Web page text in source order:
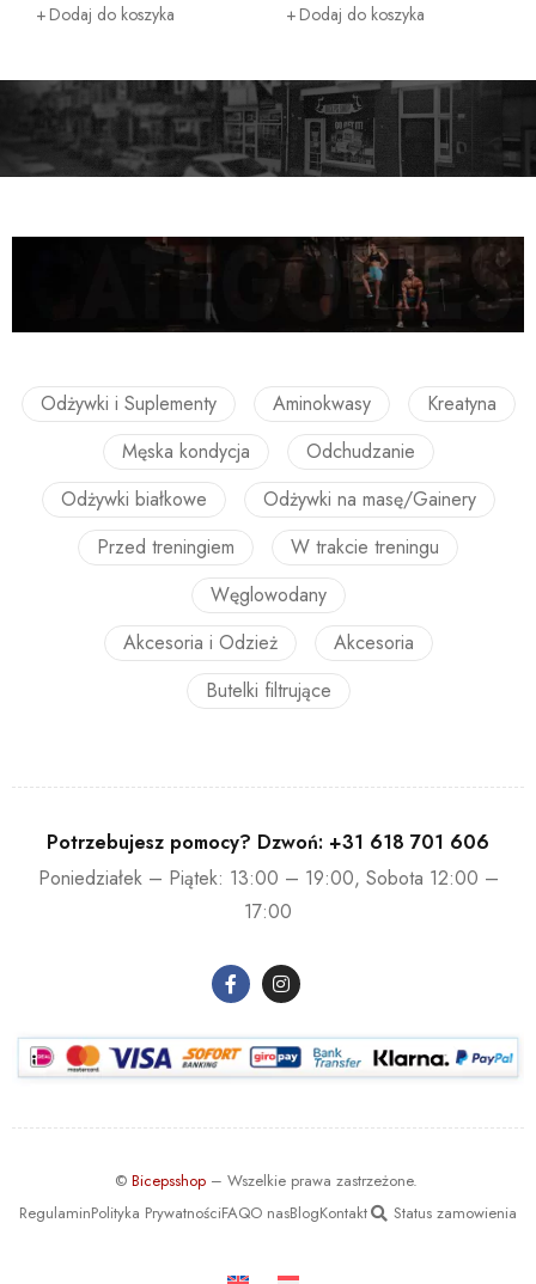
Dodaj do koszyka Dodaj do koszyka
Odżywki i Suplementy Aminokwasy
Kreatyna
Męska kondycja
Odchudzanie
Odżywki białkowe
Odżywki na masę/Gainery
Przed treningiem
W trakcie treningu
Węglowodany
Akcesoria i Odzież
Akcesoria
Butelki filtrujące
Potrzebujesz pomocy? Dzwoń: +31 618 701 606
Poniedziałek – Piątek: 13:00 – 19:00, Sobota 12:00 –
17:00
© Bicepsshop– Wszelkie prawa zastrzeżone.
RegulaminPolityka PrywatnościFAQO nasBlogKontakt Status zamowienia